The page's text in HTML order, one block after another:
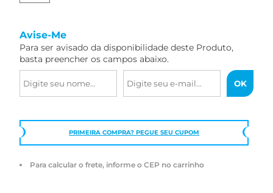
Avise-Me
Para ser avisado da disponibilidade deste Produto,
basta preencher os campos abaixo.
PRIMEIRA COMPRA? PEGUE SEU CUPOM
Para calcular o frete, informe o CEP no carrinho